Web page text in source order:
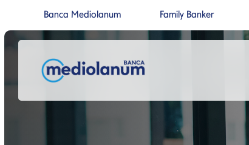
Salta alla
Banca MediolanumSi apre in una nuova pagina
Family BankerSi apre